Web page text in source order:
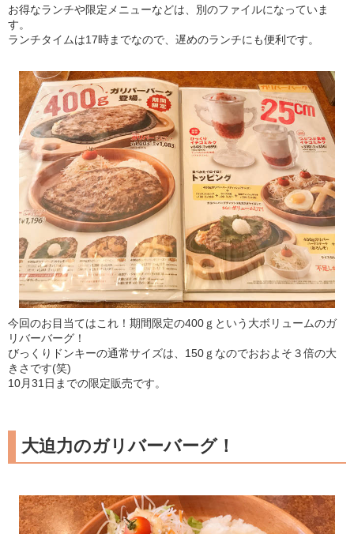
お得なランチや限定メニューなどは、別のファイルになっていま
す。
ランチタイムは17時までなので、遅めのランチにも便利です。
今回のお目当てはこれ！期間限定の400ｇという大ボリュームのガ
リバーバーグ！
びっくりドンキーの通常サイズは、150ｇなのでおおよそ３倍の大
きさです(笑)
10月31日までの限定販売です。
大迫力のガリバーバーグ！